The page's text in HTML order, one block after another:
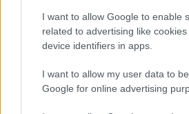
I want to allow Google to enable
related to advertising like
device identifiers in apps.
I want to allow my user data to
Google for online advertising
FINANZAS